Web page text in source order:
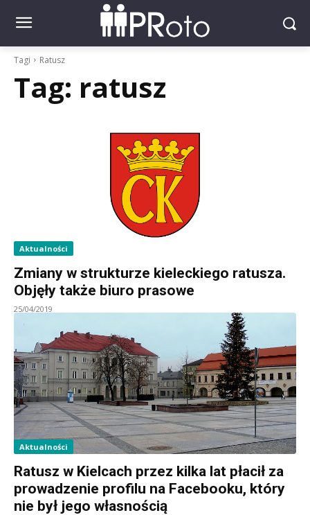
Tagi Ratusz
Tag: ratusz
Aktualności
Zmiany w strukturze kieleckiego ratusza.
Objęły także biuro prasowe
25/04/2019
Aktualności
Ratusz w Kielcach przez kilka lat płacił za
prowadzenie profilu na Facebooku, który
nie był jego własnością